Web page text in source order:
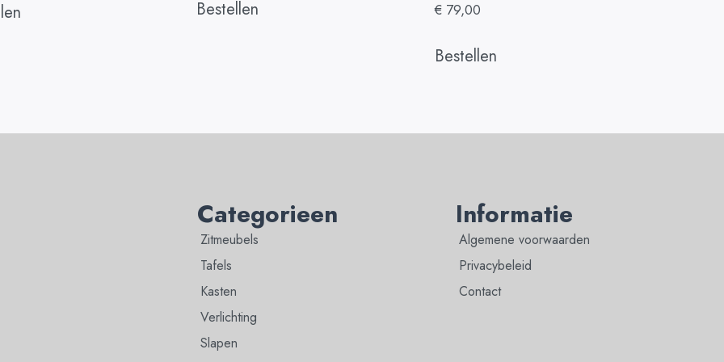
Bestellen € 79,00
Bestellen
Categorieen
Zitmeubels
Tafels
Kasten
Verlichting
Slapen
Informatie
Algemene voorwaarden
Privacybeleid
Contact